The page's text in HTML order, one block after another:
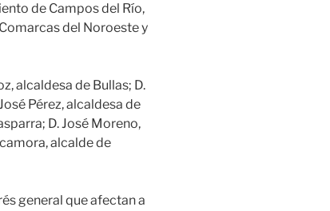
de Campos del Río,
del Noroeste y
alcaldesa de Bullas; D.
Pérez, alcaldesa de
D. José Moreno,
alcalde de
general que afectan a